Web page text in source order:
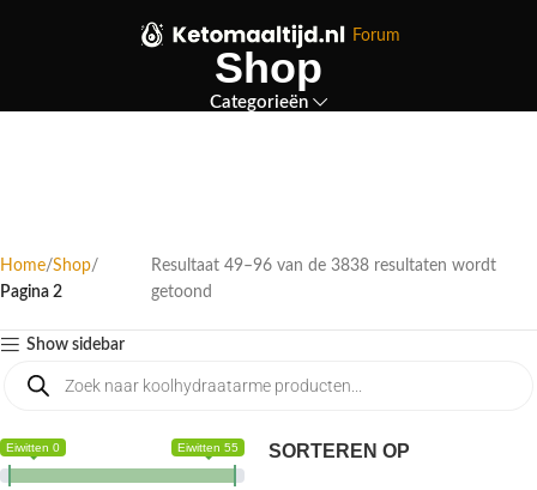
Forum
Shop
Categorieën
Home Shop
Pagina 2
Resultaat 49–96 van de 3838 resultaten wordt
getoond
Show sidebar
Eiwitten 0 Eiwitten 55 SORTEREN OP